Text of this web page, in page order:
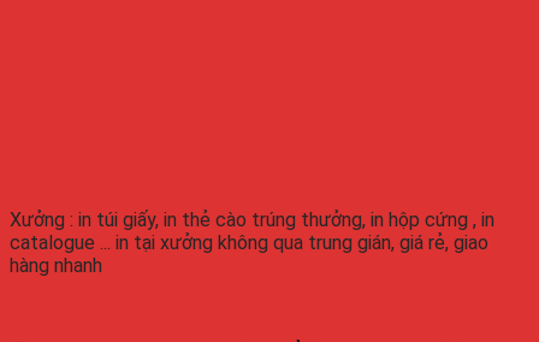
Xưởng : in túi giấy, in thẻ cào trúng thưởng, in hộp cứng , in
catalogue ... in tại xưởng không qua trung gián, giá rẻ, giao
hàng nhanh